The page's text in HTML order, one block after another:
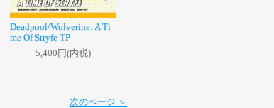
Deadpool/Wolverine: A Ti
me Of Stryfe TP
5,400円(内税)
次のページ ＞